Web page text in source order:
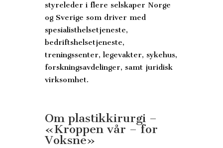
styreleder i flere selskaper Norge
og Sverige som driver med
spesialisthelsetjeneste,
bedriftshelsetjeneste,
treningssenter, legevakter, sykehus,
forskningsavdelinger, samt juridisk
virksomhet.
Om plastikkirurgi –
«Kroppen vår – for
Voksne»